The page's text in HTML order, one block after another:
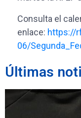
Consulta el
enlace: https://
06/
Últimas